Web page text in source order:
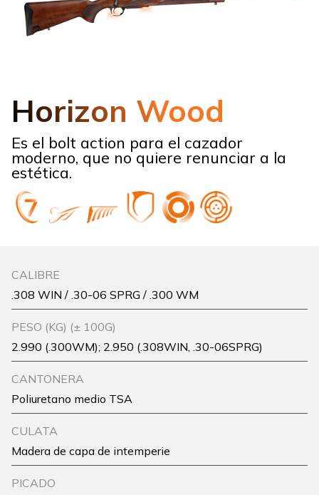
Horizon Wood
Es el bolt action para el cazador
moderno, que no quiere renunciar a la
estética.
CALIBRE
.308 WIN / .30-06 SPRG / .300 WM
PESO (KG) (± 100G)
2.990 (.300WM); 2.950 (.308WIN, .30-06SPRG)
CANTONERA
Poliuretano medio TSA
CULATA
Madera de capa de intemperie
PICADO